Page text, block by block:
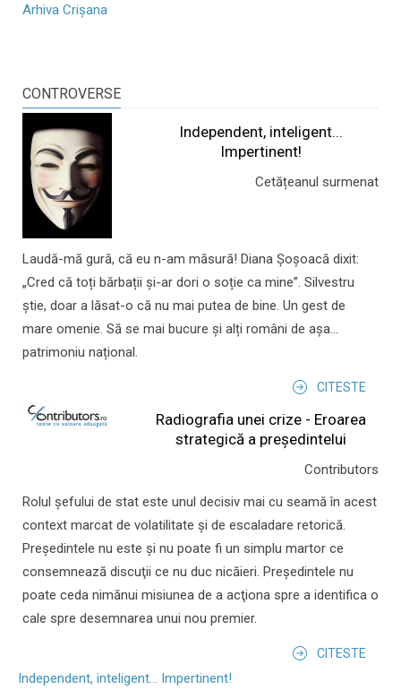
Arhiva Crișana
CONTROVERSE
Independent, inteligent...
Impertinent!
Cetățeanul surmenat
Laudă-mă gură, că eu n-am măsură! Diana Șoșoacă dixit:
„Cred că toți bărbații și-ar dori o soție ca mine”. Silvestru
știe, doar a lăsat-o că nu mai putea de bine. Un gest de
mare omenie. Să se mai bucure și alți români de așa...
patrimoniu național.
CITESTE
Radiografia unei crize - Eroarea
strategică a președintelui
Contributors
Rolul şefului de stat este unul decisiv mai cu seamă în acest
context marcat de volatilitate şi de escaladare retorică.
Preşedintele nu este şi nu poate fi un simplu martor ce
consemnează discuţii ce nu duc nicăieri. Preşedintele nu
poate ceda nimănui misiunea de a acţiona spre a identifica o
cale spre desemnarea unui nou premier.
CITESTE
Independent, inteligent... Impertinent!